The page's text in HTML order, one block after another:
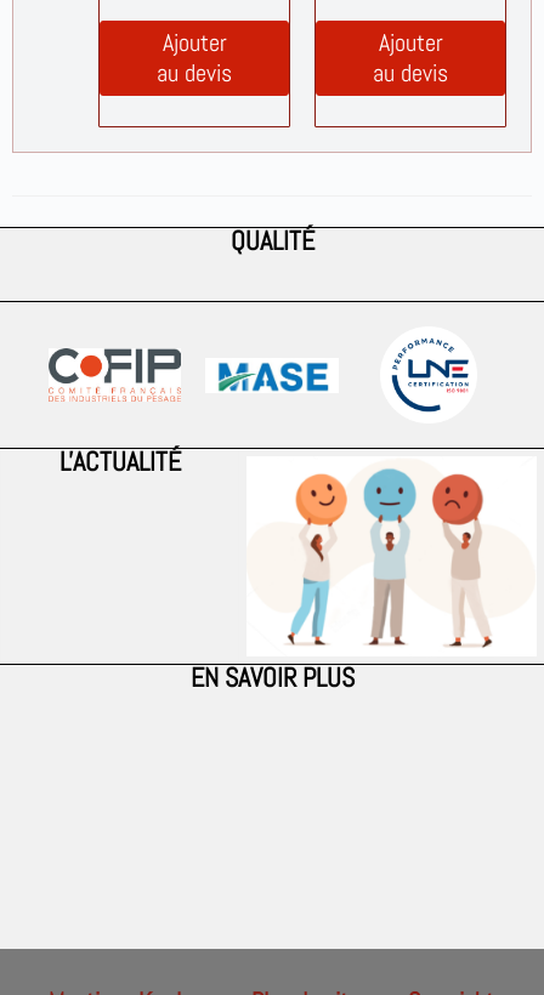
Ajouter
au devis
Ajouter
au devis
QUALITÉ
L'ACTUALITÉ
EN SAVOIR PLUS